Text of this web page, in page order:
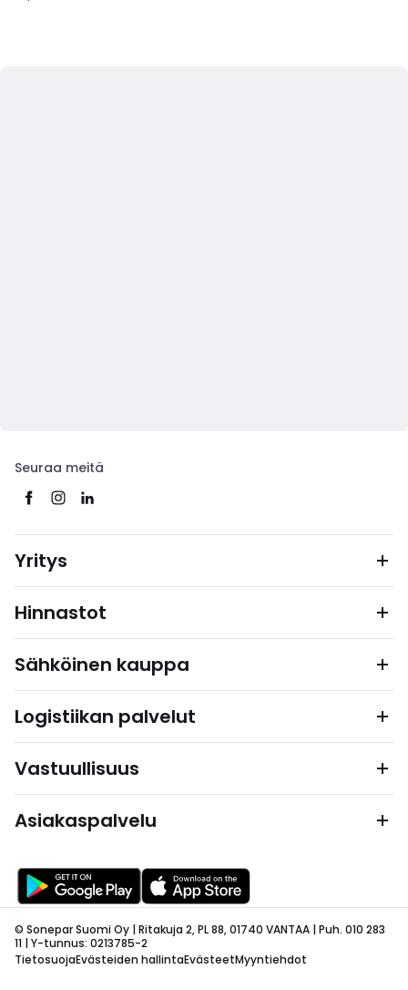
Seuraa meitä
Yritys
Hinnastot
Sähköinen kauppa
Logistiikan palvelut
Vastuullisuus
Asiakaspalvelu
© Sonepar Suomi Oy | Ritakuja 2, PL 88, 01740 VANTAA | Puh. 010 283
11 | Y-tunnus: 0213785-2
TietosuojaEvästeiden hallintaEvästeetMyyntiehdot